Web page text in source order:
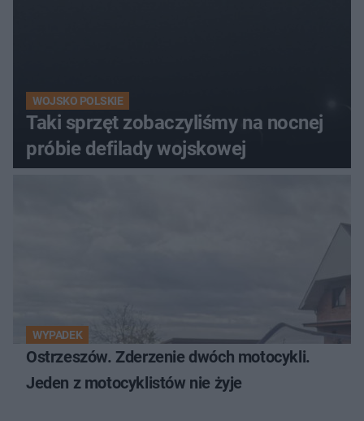
WOJSKO POLSKIE
Taki sprzęt zobaczyliśmy na nocnej
próbie defilady wojskowej
WYPADEK
Ostrzeszów. Zderzenie dwóch motocykli.
Jeden z motocyklistów nie żyje